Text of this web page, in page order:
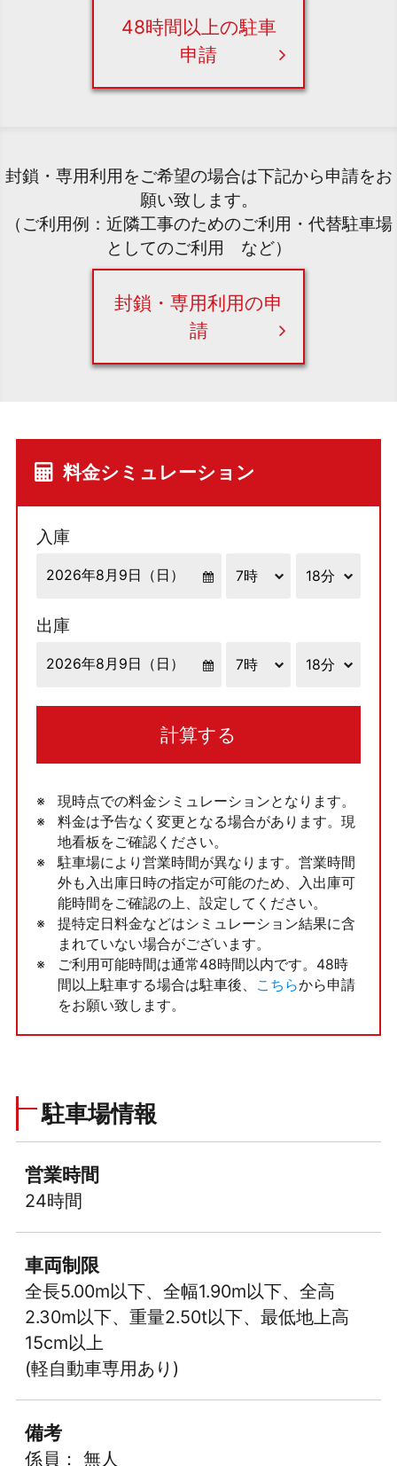
48時間以上の駐車
申請
封鎖・専用利用をご希望の場合は下記から申請をお
願い致します。
（ご利用例：近隣工事のためのご利用・代替駐車場
としてのご利用 など）
封鎖・専用利用の申
請
料金シミュレーション
入庫
出庫
計算する
現時点での料金シミュレーションとなります。
料金は予告なく変更となる場合があります。現
地看板をご確認ください。
駐車場により営業時間が異なります。営業時間
外も入出庫日時の指定が可能のため、入出庫可
能時間をご確認の上、設定してください。
提特定日料金などはシミュレーション結果に含
まれていない場合がございます。
ご利用可能時間は通常48時間以内です。48時
間以上駐車する場合は駐車後、
こちらから申請
をお願い致します。
駐車場情報
営業時間
24時間
車両制限
全長5.00m以下、全幅1.90m以下、全高
2.30m以下、重量2.50t以下、最低地上高
15cm以上
(軽自動車専用あり)
備考
係員： 無人